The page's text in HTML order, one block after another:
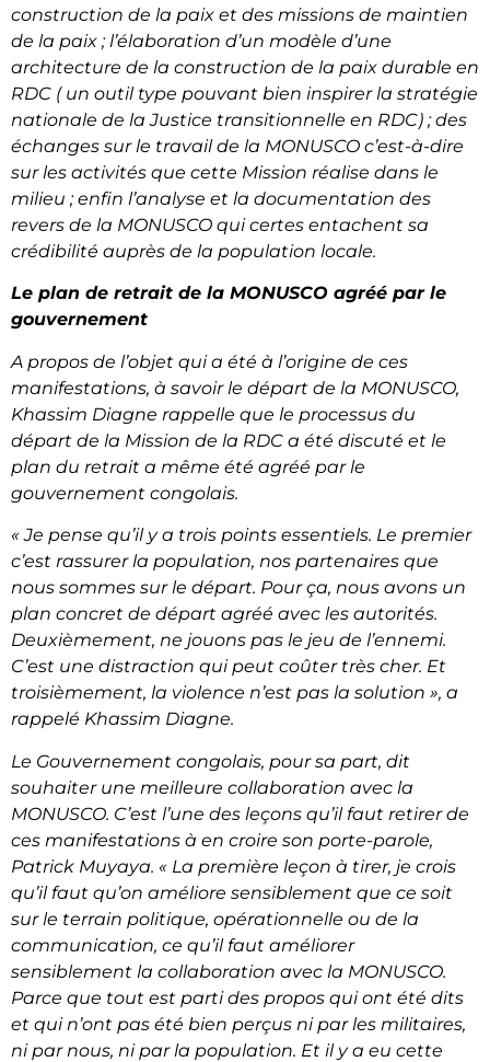
construction de la paix et des missions de maintien
de la paix ; l’élaboration d’un modèle d’une
architecture de la construction de la paix durable en
RDC ( un outil type pouvant bien inspirer la stratégie
nationale de la Justice transitionnelle en RDC) ; des
échanges sur le travail de la MONUSCO c’est-à-dire
sur les activités que cette Mission réalise dans le
milieu ; enfin l’analyse et la documentation des
revers de la MONUSCO qui certes entachent sa
crédibilité auprès de la population locale.
Le plan de retrait de la MONUSCO agréé par le
gouvernement
A propos de l’objet qui a été à l’origine de ces
manifestations, à savoir le départ de la MONUSCO,
Khassim Diagne rappelle que le processus du
départ de la Mission de la RDC a été discuté et le
plan du retrait a même été agréé par le
gouvernement congolais.
« Je pense qu’il y a trois points essentiels. Le premier
c’est rassurer la population, nos partenaires que
nous sommes sur le départ. Pour ça, nous avons un
plan concret de départ agréé avec les autorités.
Deuxièmement, ne jouons pas le jeu de l’ennemi.
C’est une distraction qui peut coûter très cher. Et
troisièmement, la violence n’est pas la solution », a
rappelé Khassim Diagne.
Le Gouvernement congolais, pour sa part, dit
souhaiter une meilleure collaboration avec la
MONUSCO. C’est l’une des leçons qu’il faut retirer de
ces manifestations à en croire son porte-parole,
Patrick Muyaya. « La première leçon à tirer, je crois
qu’il faut qu’on améliore sensiblement que ce soit
sur le terrain politique, opérationnelle ou de la
communication, ce qu’il faut améliorer
sensiblement la collaboration avec la MONUSCO.
Parce que tout est parti des propos qui ont été dits
et qui n’ont pas été bien perçus ni par les militaires,
ni par nous, ni par la population. Et il y a eu cette